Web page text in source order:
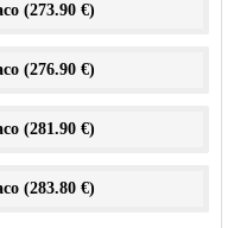
(273.90 €)
(276.90 €)
(281.90 €)
(283.80 €)